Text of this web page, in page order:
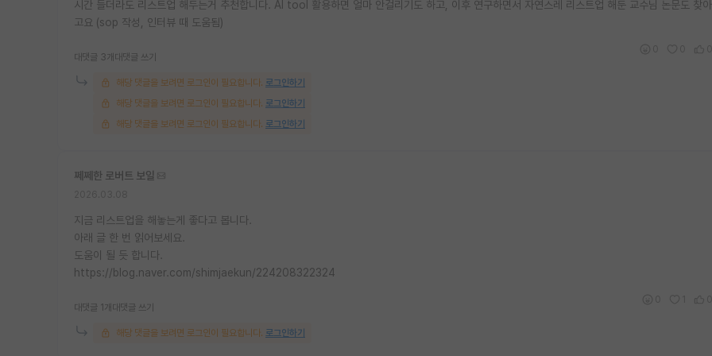
시간 들더라도 리스트업 해두는거 추천합니다. AI tool 활용하면 얼마 안걸리기도 하고, 이후 연구하면서 자연스레 리스트업 해둔 교수님 논문도 찾아
고요 (sop 작성, 인터뷰 때 도움됨)
대댓글 3개 대댓글 쓰기
해당 댓글을 보려면 로그인이 필요합니다. 로그인하기
해당 댓글을 보려면 로그인이 필요합니다. 로그인하기
해당 댓글을 보려면 로그인이 필요합니다. 로그인하기
쩨쩨한 로버트 보일
지금 리스트업을 해놓는게 좋다고 봅니다.
아래 글 한 번 읽어보세요.
도움이 될 듯 합니다.
https://blog.naver.com/shimjaekun/224208322324
대댓글 1개 대댓글 쓰기
해당 댓글을 보려면 로그인이 필요합니다. 로그인하기